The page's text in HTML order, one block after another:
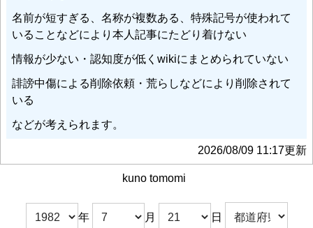
名前が短すぎる、名称が複数ある、特殊記号が使われて
いることなどにより本人記事にたどり着けない
情報が少ない・認知度が低くwikiにまとめられていない
誹謗中傷による削除依頼・荒らしなどにより削除されて
いる
などが考えられます。
2026/08/09 11:17更新
kuno tomomi
年 月 日